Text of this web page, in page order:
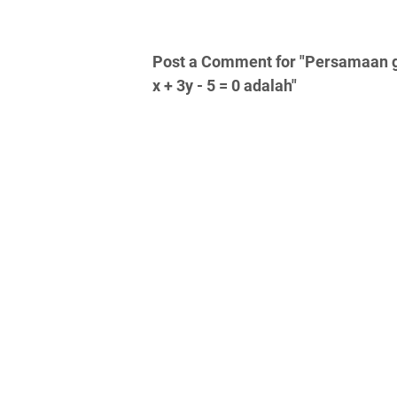
Post a Comment for "Persamaan
x + 3y - 5 = 0 adalah"